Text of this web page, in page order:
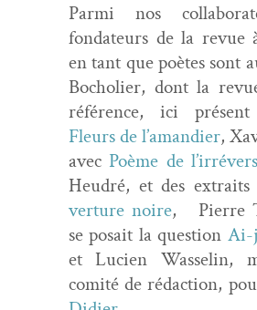
Par­mi nos
fon­da­teurs de la revue
en tant que poètes sont
Bocholi­er, dont la
référence, ici
Fleurs de l’amandier,
avec Poème de
Heudré, et des extraits
ver­ture noire, Pierre
se posait la ques­tion Ai-
et Lucien Was­selin,
comité de rédac­tion,